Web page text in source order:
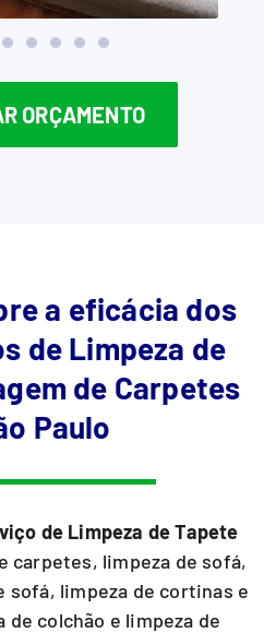
ORÇAMENTO
a eficácia dos
de Limpeza de
de Carpetes
Paulo
de Limpeza de Tapete
carpetes, limpeza de sofá,
sofá, limpeza de cortinas e
de colchão e limpeza de